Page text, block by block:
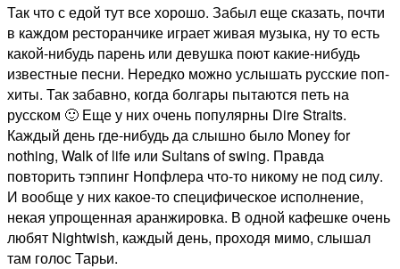
Так что с едой тут все хорошо. Забыл еще сказать, почти
в каждом ресторанчике играет живая музыка, ну то есть
какой-нибудь парень или девушка поют какие-нибудь
известные песни. Нередко можно услышать русские поп-
хиты. Так забавно, когда болгары пытаются петь на
русском 🙂 Еще у них очень популярны Dire Straits.
Каждый день где-нибудь да слышно было Money for
nothing, Walk of life или Sultans of swing. Правда
повторить тэппинг Нопфлера что-то никому не под силу.
И вообще у них какое-то специфическое исполнение,
некая упрощенная аранжировка. В одной кафешке очень
любят Nightwish, каждый день, проходя мимо, слышал
там голос Тарьи.